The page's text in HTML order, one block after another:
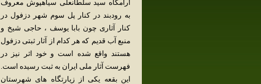
آرامگاه سید سلطانعلی سیاهپوش معروف
به رودبند در کنار پل سوم شهر دزفول در
کنار آثاری چون بابا یوسف ، حاجی شیخ و
منبع آب قدیم که هر کدام از آثار ثبتی دزفول
هستند واقع شده است و خود اثر نیز در
فهرست آثار ملی ایران به ثبت رسیده است.
این بقعه یکی از زیارتگاه های شهرستان